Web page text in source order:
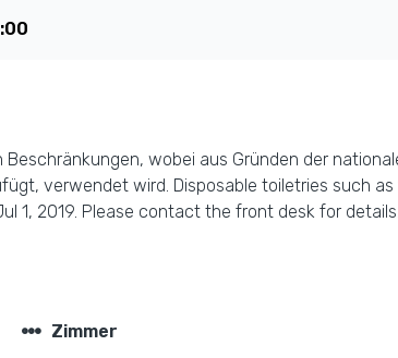
wobei aus Gründen der
verwendet wird. Disposable toiletries such
1, 2019. Please contact the front desk for details.
steppers Zimmer